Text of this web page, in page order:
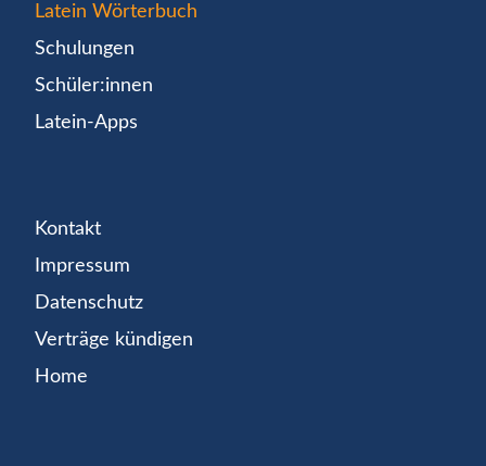
Latein Wörterbuch
Schulungen
Schüler:innen
Latein-Apps
Kontakt
Impressum
Datenschutz
Verträge kündigen
Home